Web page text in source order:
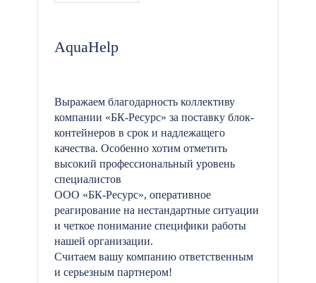
AquaHelp
Выражаем благодарность коллективу
компании «БК-Ресурс» за поставку блок-
контейнеров в срок и надлежащего
качества. Особенно хотим отметить
высокий профессиональный уровень
специалистов
ООО «БК-Ресурс», оперативное
реагирование на нестандартные ситуации
и четкое понимание специфики работы
нашей организации.
Считаем вашу компанию ответственным
и серьезным партнером!